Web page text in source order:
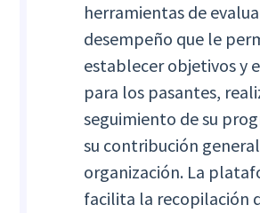
herramientas de
desempeño que le
establecer objetivos y
para los pasantes,
seguimiento de su
su contribución
organización. La
facilita la recopilación